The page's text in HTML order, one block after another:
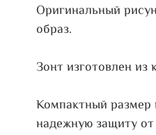
Оригинальный
образ.
Зонт изготовлен из
Компактный размер
надежную защиту